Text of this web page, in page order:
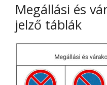
Megállási és
jelző táblák